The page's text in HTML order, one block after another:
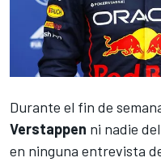
Durante el fin de
Verstappen ni nadie
en ninguna entrevista